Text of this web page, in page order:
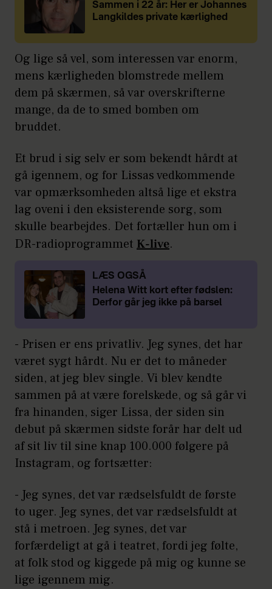
Sammen i 22 år: Her er Johannes
Langkildes private kærlighed
Og lige så vel, som interessen var enorm,
mens kærligheden blomstrede mellem
dem på skærmen, så var overskrifterne
mange, da de to smed bomben om
bruddet.
Et brud i sig selv er som bekendt hårdt at
gå igennem, og for Lissas vedkommende
var opmærksomheden altså lige et ekstra
lag oveni i den eksisterende sorg, som
skulle bearbejdes. Det fortæller hun om i
DR-radioprogrammet K-live.
LÆS OGSÅ
Helena Witt kort efter fødslen:
Derfor går jeg ikke på barsel
- Prisen er ens privatliv. Jeg synes, det har
været sygt hårdt. Nu er det to måneder
siden, at jeg blev single. Vi blev kendte
sammen på at være forelskede, og så går vi
fra hinanden, siger Lissa, der siden sin
debut på skærmen sidste forår har delt ud
af sit liv til sine knap 100.000 følgere på
Instagram, og fortsætter:
- Jeg synes, det var rædselsfuldt de første
to uger. Jeg synes, det var rædselsfuldt at
stå i metroen. Jeg synes, det var
forfærdeligt at gå i teatret, fordi jeg følte,
at folk stod og kiggede på mig og kunne se
lige igennem mig.